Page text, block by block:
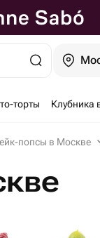
торты Клубника
попсы в Москве